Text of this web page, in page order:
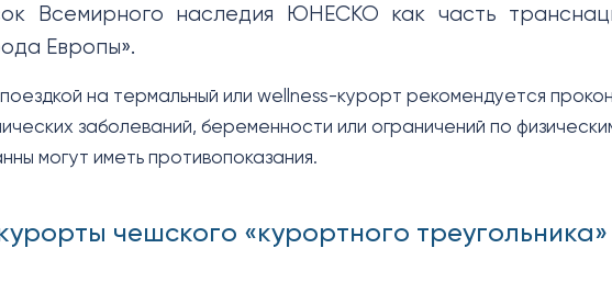
Всемирного наследия ЮНЕСКО как часть
Европы».
на термальный или wellness-курорт рекомендуется
заболеваний, беременности или ограничений по
могут иметь противопоказания.
чешского «курортного треугольника»